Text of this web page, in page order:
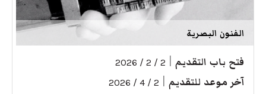
الفنون البصرية
فتح باب التقديم 2 / 2 / 2026
آخر موعد للتقديم 2 / 4 / 2026